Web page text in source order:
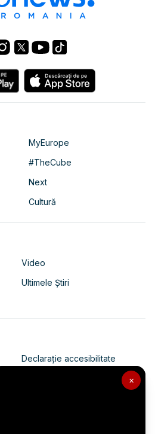
×
MyEurope
#TheCube
Next
Cultură
Video
Ultimele Știri
Declarație accesibilitate
Politica de confidențialitate